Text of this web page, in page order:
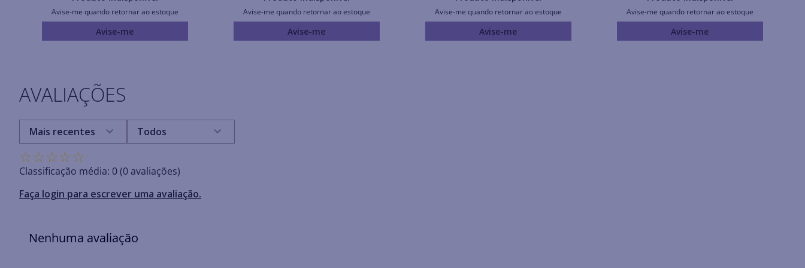
Avise-me quando retornar ao estoque
Avise-me
Avise-me quando retornar ao estoque
Avise-me
Avise-me quando retornar ao estoque
Avise-me
Avise-me quando retornar ao estoque
Avise-me
AVALIAÇÕES
☆☆☆☆☆
Classificação média: 0(0 avaliações)
Faça login para escrever uma avaliação.
Mais recentes Todos
Nenhuma avaliação